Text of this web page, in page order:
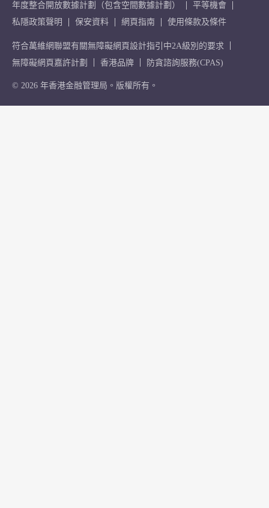
年度整合開放數據計劃（包含空間數據計劃）
平等機會
私隱政策聲明
保安資料 網頁指南 使用條款及條件
符合萬維網聯盟有關無障礙網頁設計指引中2A級別的要求
無障礙網頁嘉許計劃
香港品牌 防貪諮詢服務(CPAS)
© 2026 年香港金融管理局。版權所有。